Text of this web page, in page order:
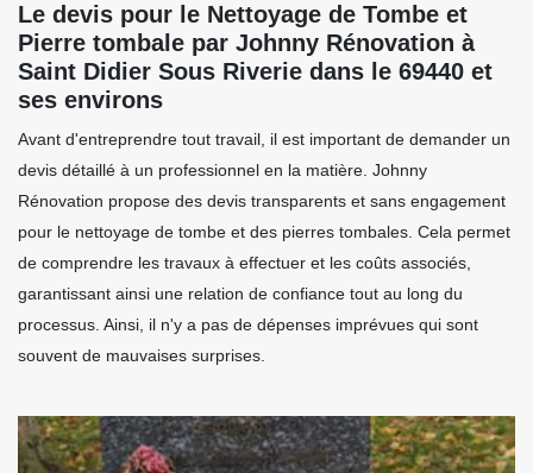
Le devis pour le Nettoyage de Tombe et
Pierre tombale par Johnny Rénovation à
Saint Didier Sous Riverie dans le 69440 et
ses environs
Avant d'entreprendre tout travail, il est important de demander un
devis détaillé à un professionnel en la matière. Johnny
Rénovation propose des devis transparents et sans engagement
pour le nettoyage de tombe et des pierres tombales. Cela permet
de comprendre les travaux à effectuer et les coûts associés,
garantissant ainsi une relation de confiance tout au long du
processus. Ainsi, il n'y a pas de dépenses imprévues qui sont
souvent de mauvaises surprises.